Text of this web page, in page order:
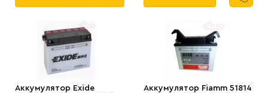
Аккумулятор Exide
Аккумулятор Fiamm 51814